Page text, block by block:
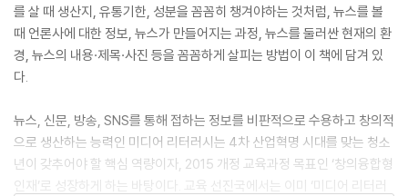
를 살 때 생산지, 유통기한, 성분을 꼼꼼히 챙겨야하는 것처럼, 뉴스를 볼
때 언론사에 대한 정보, 뉴스가 만들어지는 과정, 뉴스를 둘러싼 현재의 환
경, 뉴스의 내용·제목·사진 등을 꼼꼼하게 살피는 방법이 이 책에 담겨 있
다.
뉴스, 신문, 방송, SNS를 통해 접하는 정보를 비판적으로 수용하고 창의적
으로 생산하는 능력인 미디어 리터러시는 4차 산업혁명 시대를 맞는 청소
년이 갖추어야 할 핵심 역량이자, 2015 개정 교육과정 목표인 ‘창의융합형
인재’로 성장하게 하는 바탕이다. 교육 선진국에서는 이미 ‘미디어 리터러